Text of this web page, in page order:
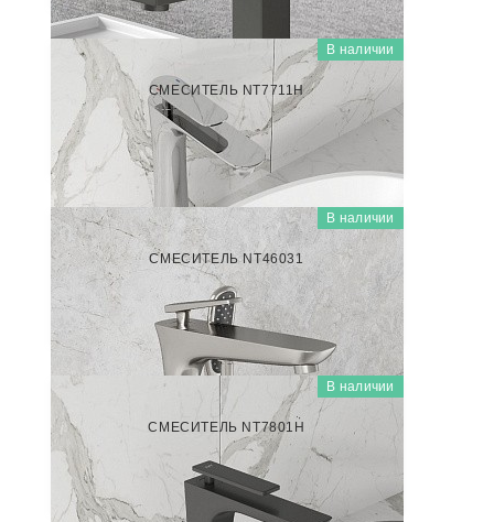
В наличии
NT7711Н
СМЕСИТЕЛЬ NT7711Н
7 000 ₽/шт
В наличии
NT46031
СМЕСИТЕЛЬ NT46031
35 000 ₽/шт
В наличии
NT7801Н
СМЕСИТЕЛЬ NT7801Н
7 000 ₽/шт